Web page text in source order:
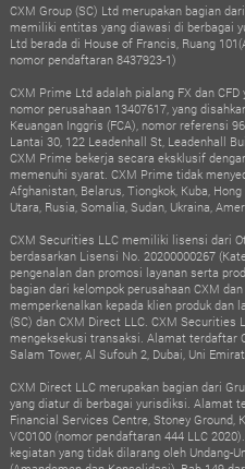
CXM Group (SC) Ltd merupakan bagian
memiliki entitas yang diawasi di berbagai
Ltd berada di House of Francis, Ruang
nomor pendaftaran 8437923-1)
CXM Prime Ltd adalah pialang FX dan
nomor perusahaan 13407617, yang
Keuangan Inggris (FCA), nomor referensi
Lantai 30, 122 Leadenhall St, Leadenhall
CXM Prime bekerja secara eksklusif
memenuhi syarat. CXM Prime tidak
Afghanistan, Belarus, Tiongkok, Kuba,
Utara, Rusia, Somalia, Sudan, Ukraina,
CXM Securities LLC memiliki lisensi dari
berdasarkan Lisensi No. 20200000267
pengenalan dan promosi layanan serta
bagian dari kelompok perusahaan CXM
memperkenalkan kepada klien produk dan
(SC) dan CXM Direct LLC. CXM Securities
mengeksekusi transaksi. Alamat terdaftar
Salam Tower, Al Sufouh 2, Dubai, Uni
CXM Direct LLC merupakan bagian dari
yang diatur di berbagai yurisdiksi. Alamat
Financial Services Centre, Stoney Ground,
VC0100 (nomor pendaftaran 444 LLC
kegiatan yang tidak dilarang oleh Undang-